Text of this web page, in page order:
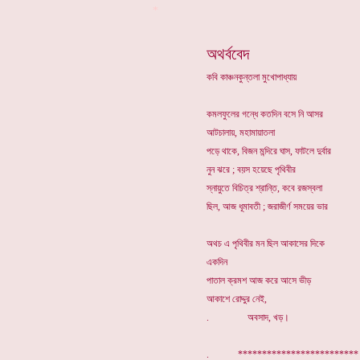
অথর্ববেদ
কবি কাঞ্চনকুন্তলা মুখোপাধ্যায়
কমলফুলের গন্ধে কতদিন বসে নি আসর
আটচালায়, মহামায়াতলা
পড়ে থাকে, বিজন মন্দিরে ঘাস, ফাটলে দুর্বার
নুন ঝরে ; বয়স হয়েছে পৃথিবীর
স্নায়ুতে বিচিত্র শ্রান্তি, কবে রজস্বলা
ছিল, আজ ধূমাবতী ; জরাজীর্ণ সময়ের ভার
অথচ এ পৃথিবীর মন ছিল আকাসের দিকে
একদিন
পাতাল ক্রমশ আজ করে আসে ভীড়
আকাশে রোদ্দুর নেই,
. অবসাদ, খড়।
.